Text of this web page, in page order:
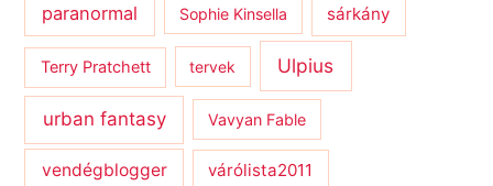
paranormal Sophie Kinsella sárkány
Terry Pratchett tervek Ulpius
urban fantasy Vavyan Fable
vendégblogger várólista2011